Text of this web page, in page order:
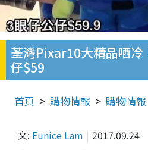
荃灣Pixar10大精品哂
仔$59
首頁 購物情報 購物情報
文: Eunice Lam 2017.09.24